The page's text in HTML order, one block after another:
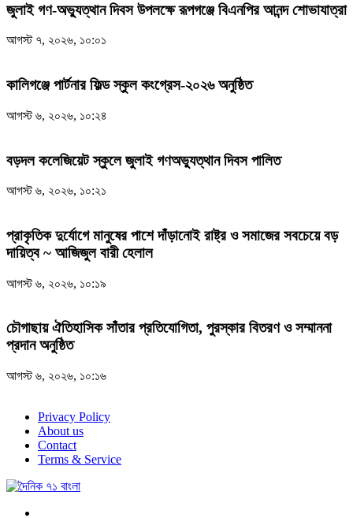
জুলাই গণ-অভ্যুত্থান দিবস উপলক্ষে রূপগঞ্জে বিএনপির আনন্দ শোভাযাত্রা
আগস্ট ৭, ২০২৬, ১০:০১
কালিগঞ্জে পার্টনার ফিল্ড স্কুল কংগ্রেস-২০২৬ অনুষ্ঠিত
আগস্ট ৬, ২০২৬, ১০:২৪
বড়দল কলেজিয়েট স্কুলে জুলাই গণঅভ্যুত্থান দিবস পালিত
আগস্ট ৬, ২০২৬, ১০:২১
প্রাকৃতিক দুর্যোগে মানুষের পাশে দাঁড়ানোই রাষ্ট্র ও সমাজের সবচেয়ে বড়
দায়িত্ব ~ আজিজুল বারী হেলাল
আগস্ট ৬, ২০২৬, ১০:১৯
চৌগাছায় ঐতিহাসিক সাঁতার প্রতিযোগিতা, পুরস্কার বিতরণ ও সম্মাননা
প্রদান অনুষ্ঠিত
আগস্ট ৬, ২০২৬, ১০:১৬
Privacy Policy
About us
Contact
Terms & Service